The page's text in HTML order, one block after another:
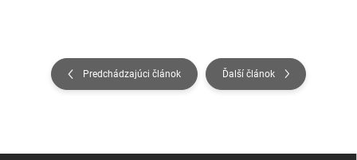
Predchádzajúci článok Ďalší článok